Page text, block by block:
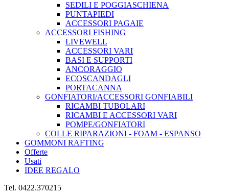
SEDILI E POGGIASCHIENA
PUNTAPIEDI
ACCESSORI PAGAIE
ACCESSORI FISHING
LIVEWELL
ACCESSORI VARI
BASI E SUPPORTI
ANCORAGGIO
ECOSCANDAGLI
PORTACANNA
GONFIATORI/ACCESSORI GONFIABILI
RICAMBI TUBOLARI
RICAMBI E ACCESSORI VARI
POMPE/GONFIATORI
COLLE RIPARAZIONI - FOAM - ESPANSO
GOMMONI RAFTING
Offerte
Usati
IDEE REGALO
Tel. 0422.370215